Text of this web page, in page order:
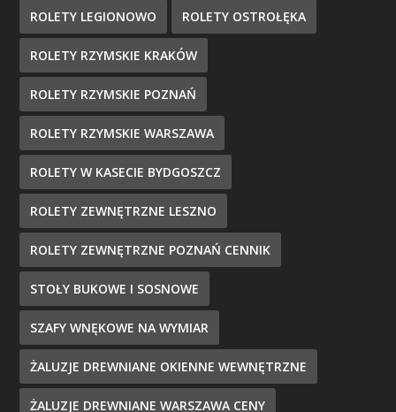
ROLETY LEGIONOWO ROLETY OSTROŁĘKA
ROLETY RZYMSKIE KRAKÓW
ROLETY RZYMSKIE POZNAŃ
ROLETY RZYMSKIE WARSZAWA
ROLETY W KASECIE BYDGOSZCZ
ROLETY ZEWNĘTRZNE LESZNO
ROLETY ZEWNĘTRZNE POZNAŃ CENNIK
STOŁY BUKOWE I SOSNOWE
SZAFY WNĘKOWE NA WYMIAR
ŻALUZJE DREWNIANE OKIENNE WEWNĘTRZNE
ŻALUZJE DREWNIANE WARSZAWA CENY